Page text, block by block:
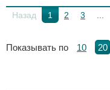
Назад 1 2 3
Показывать по 10 20